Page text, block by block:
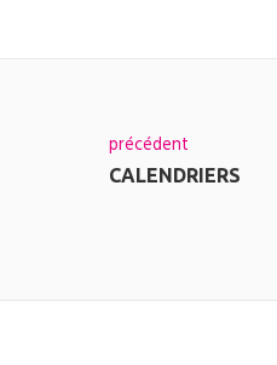
précédent
CALENDRIERS